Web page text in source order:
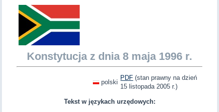
Konstytucja z dnia 8 maja 1996 r.
polski
PDF (stan prawny na dzień
15 listopada 2005 r.)
Tekst w językach urzędowych: